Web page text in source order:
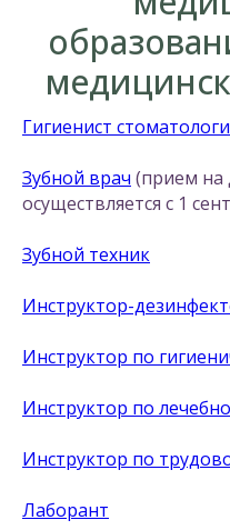
Гигиенист
Зубной врач (прием на
осуществляется с 1
Зубной техник
Инструктор-
Инструктор по
Инструктор по
Инструктор по
Лаборант